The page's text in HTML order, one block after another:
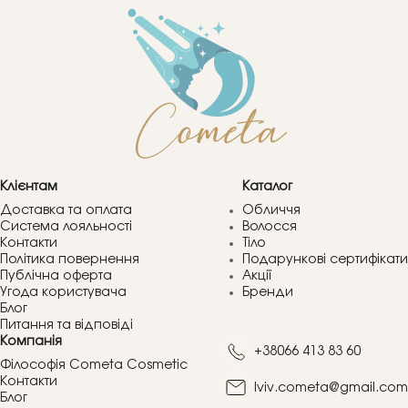
Клієнтам
Доставка та оплата
Система лояльності
Контакти
Політика повернення
Публічна оферта
Угода користувача
Блог
Питання та відповіді
Каталог
Обличчя
Волосся
Тіло
Подарункові сертифікати
Акції
Бренди
Компанія
Філософія Cometa Cosmetic
Контакти
Блог
+38066 413 83 60
lviv.cometa@gmail.com